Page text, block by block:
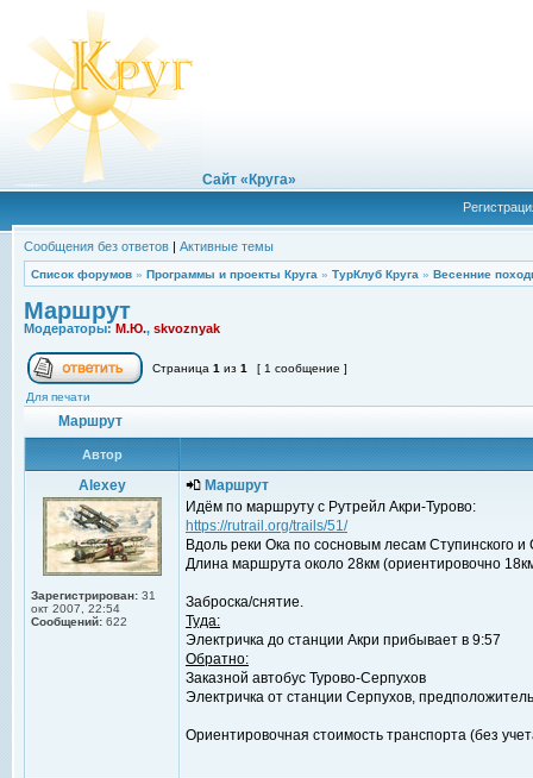
Сайт «Круга»
Сообщения без ответов | Активные темы
Список форумов » Программы и проекты Круга » ТурКлуб Круга » Весенние
Маршрут
Модераторы: М.Ю., skvoznyak
Страница 1 из 1 [ 1 сообщение ]
Для печати
Маршрут
Автор
Alexey
Зарегистрирован: 31
окт 2007, 22:54
Сообщений: 622
Маршрут
Идём по маршруту с Рутрейл Акри-Турово:
https://rutrail.org/trails/51/
Вдоль реки Ока по сосновым лесам Ступинского и
Длина маршрута около 28км (ориентировочно
Заброска/снятие.
Туда:
Электричка до станции Акри прибывает в 9:57
Обратно:
Заказной автобус Турово-Серпухов
Электричка от станции Серпухов,
Ориентировочная стоимость транспорта (без